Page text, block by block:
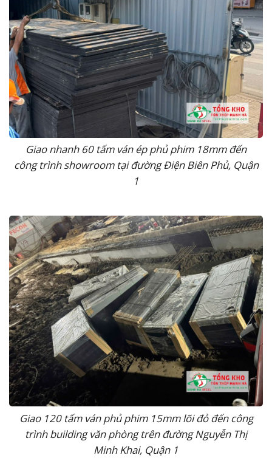
Giao nhanh 60 tấm ván ép phủ phim 18mm đến
công trình showroom tại đường Điện Biên Phủ, Quận
1
Giao 120 tấm ván phủ phim 15mm lõi đỏ đến công
trình building văn phòng trên đường Nguyễn Thị
Minh Khai, Quận 1